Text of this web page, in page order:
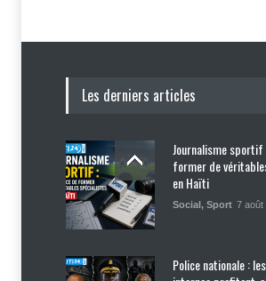
Les derniers articles
Journalisme sportif
former de
en Haïti
Social , Sport 7 août
Police nationale :